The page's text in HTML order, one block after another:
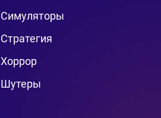
Симуляторы
Стратегия
Хоррор
Шутеры